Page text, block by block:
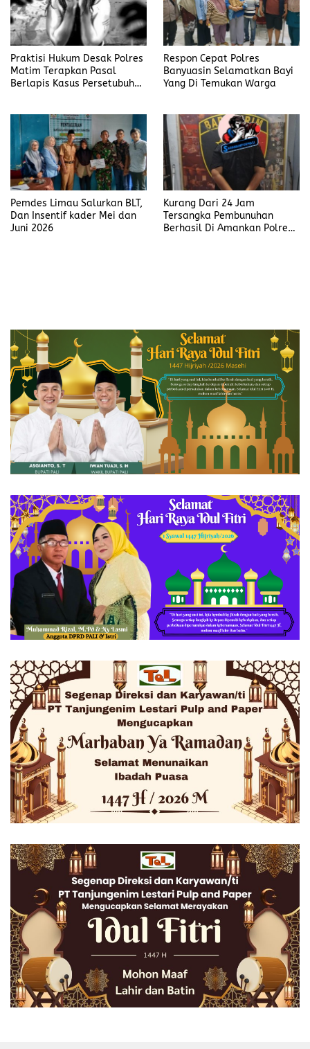
Praktisi Hukum Desak Polres
Matim Terapkan Pasal
Berlapis Kasus Persetubuhan
Respon Cepat Polres
Banyuasin Selamatkan Bayi
Yang Di Temukan Warga
Pemdes Limau Salurkan BLT,
Dan Insentif kader Mei dan
Juni 2026
Kurang Dari 24 Jam
Tersangka Pembunuhan
Berhasil Di Amankan Polres